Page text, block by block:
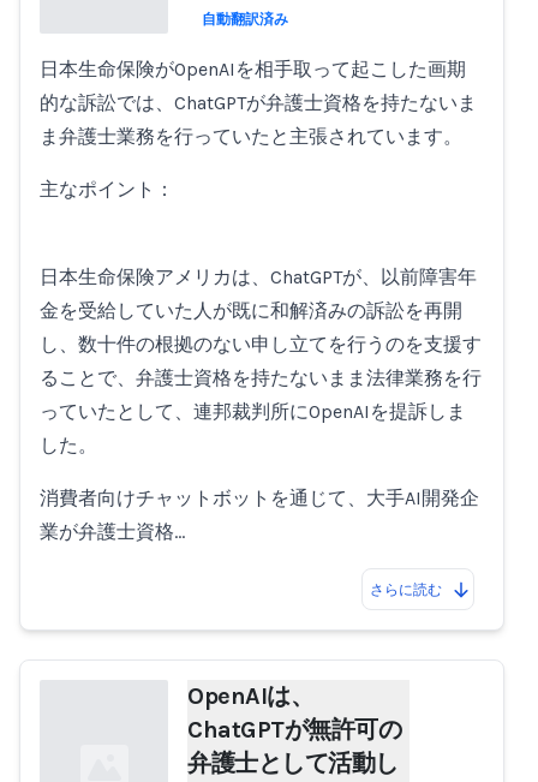
Loading...
自動翻訳済み
日本生命保険がOpenAIを相手取って起こした画期
的な訴訟では、ChatGPTが弁護士資格を持たないま
ま弁護士業務を行っていたと主張されています。
主なポイント：
日本生命保険アメリカは、ChatGPTが、以前障害年
金を受給していた人が既に和解済みの訴訟を再開
し、数十件の根拠のない申し立てを行うのを支援す
ることで、弁護士資格を持たないまま法律業務を行
っていたとして、連邦裁判所にOpenAIを提訴しま
した。
消費者向けチャットボットを通じて、大手AI開発企
業が弁護士資格…
さらに読む
OpenAIは、
ChatGPTが無許可の
弁護士として活動し